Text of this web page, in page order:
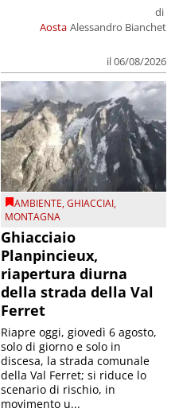
Aosta
di
Alessandro Bianchet
il 06/08/2026
AMBIENTE,GHIACCIAI,
MONTAGNA
Ghiacciaio
Planpincieux,
riapertura diurna
della strada della Val
Ferret
Riapre oggi, giovedì 6 agosto,
solo di giorno e solo in
discesa, la strada comunale
della Val Ferret; si riduce lo
scenario di rischio, in
movimento u...